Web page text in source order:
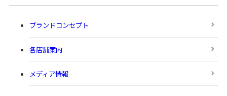
ブランドコンセプト
各店舗案内
メディア情報